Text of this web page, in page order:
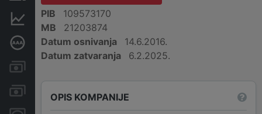
Finansijski podaci
Dubinska bonitetna ocena
PIB
109573170
MB
21203874
Datum osnivanja
14.6.2016.
Datum zatvaranja
6.2.2025.
OPIS KOMPANIJE